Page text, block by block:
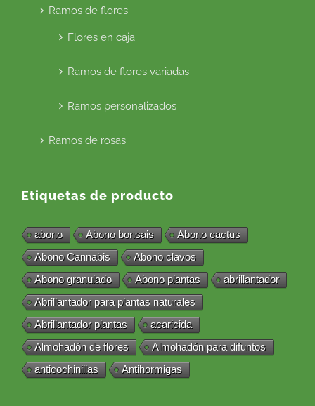
Ramos de flores
Flores en caja
Ramos de flores variadas
Ramos personalizados
Ramos de rosas
Etiquetas de producto
abono Abono bonsais
Abono cactus
Abono Cannabis
Abono clavos
Abono granulado
Abono plantas
abrillantador
Abrillantador para plantas naturales
Abrillantador plantas
acaricida
Almohadón de flores
Almohadón para difuntos
anticochinillas
Antihormigas